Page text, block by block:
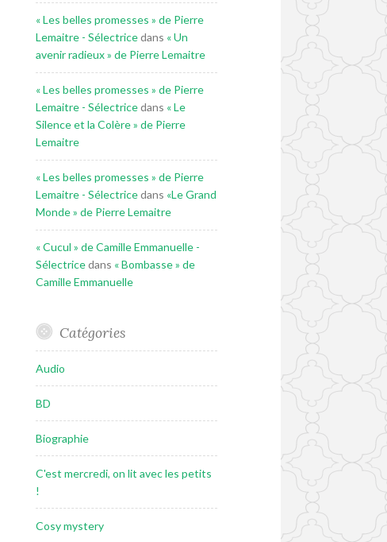
« Les belles promesses » de Pierre
Lemaitre - Sélectricedans « Un
avenir radieux » de Pierre Lemaitre
« Les belles promesses » de Pierre
Lemaitre - Sélectricedans « Le
Silence et la Colère » de Pierre
Lemaitre
« Les belles promesses » de Pierre
Lemaitre - Sélectricedans «Le Grand
Monde » de Pierre Lemaitre
« Cucul » de Camille Emmanuelle -
Sélectricedans « Bombasse » de
Camille Emmanuelle
Catégories
Audio
BD
Biographie
C'est mercredi, on lit avec les petits
!
Cosy mystery